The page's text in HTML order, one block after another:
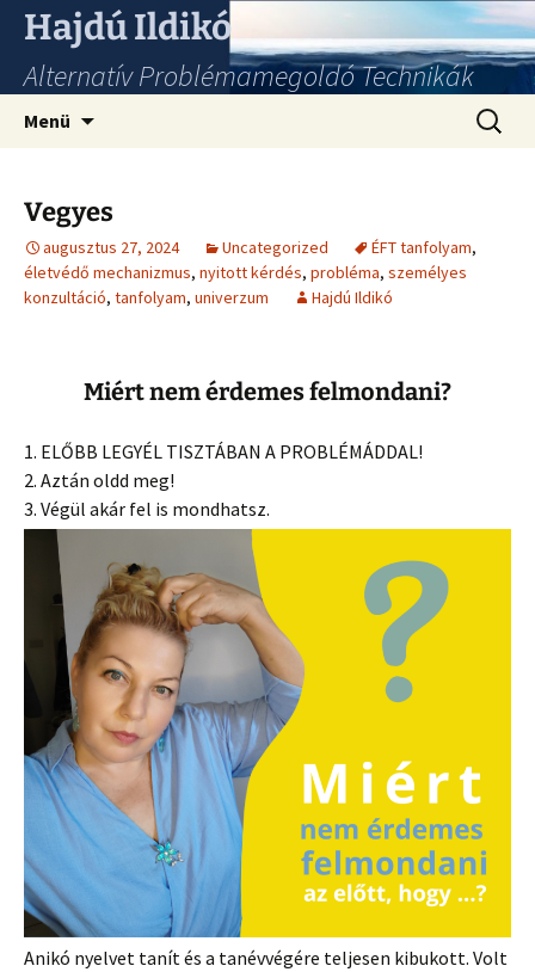
Hajdú Ildikó
Alternatív Problémamegoldó Technikák
Menü
Vegyes
augusztus 27, 2024 Uncategorized ÉFT tanfolyam,
életvédő mechanizmus, nyitott kérdés, probléma, személyes
konzultáció, tanfolyam, univerzum Hajdú Ildikó
Miért nem érdemes felmondani?
1. ELŐBB LEGYÉL TISZTÁBAN A PROBLÉMÁDDAL!
2. Aztán oldd meg!
3. Végül akár fel is mondhatsz.
Anikó nyelvet tanít és a tanévvégére teljesen kibukott. Volt